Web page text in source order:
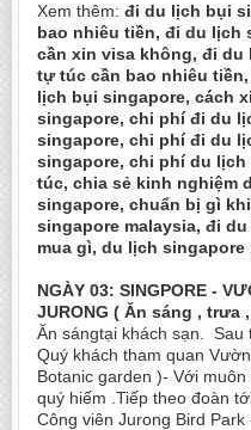
Xem thêm: đi du lịch bụi
bao nhiêu tiền, đi du lịch
cần xin visa không, đi du
tự túc cần bao nhiêu
lịch bụi singapore, cách
singapore, chi phí đi du
singapore, chi phí đi du
singapore, chi phí du
túc, chia sẻ kinh nghiệm
singapore, chuẩn bị gì
singapore malaysia, đi
mua gì, du lịch singapore
NGÀY 03: SINGPORE -
JURONG ( Ăn sáng , trưa
Ăn sángtại khách sạn.
Quý khách tham quan
Botanic garden )- Với muôn
quý hiếm .Tiếp theo đoàn
Công viên Jurong Bird